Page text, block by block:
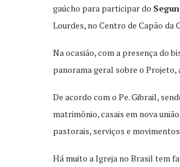
gaúcho para participar do
Lourdes, no Centro de Capão da
Na ocasião, com a presença do
panorama geral sobre o Projeto,
De acordo com o Pe. Gibrail,
matrimônio, casais em nova
pastorais, serviços e
Há muito a Igreja no Brasil tem